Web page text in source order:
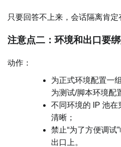
只要回答不上来，会话隔离肯定
注意点二：环境和出口要
动作：
为正式环境配置一
为测试/脚本环境配
不同环境的 IP 池在
清晰；
禁止“为了方便调试
出口上。